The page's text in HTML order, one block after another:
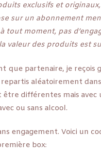
exclusifs et
sur un abonnement
tout moment, pas
valeur des produits est
que partenaire, je
aléatoirement
être différentes mais
ou sans alcool.
engagement. Voici un
box: